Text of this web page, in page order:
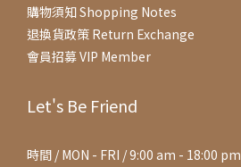
購物須知 Shopping Notes
退換貨政策 Return Exchange
會員招募 VIP Member
Let's Be Friend
時間 / MON - FRI / 9:00 am - 18:00 pm